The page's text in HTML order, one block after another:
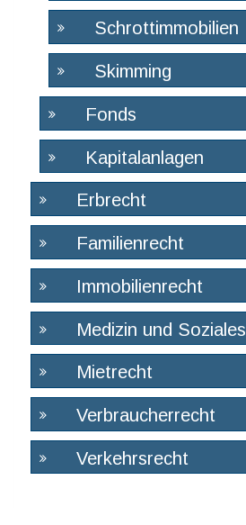
Schrottimmobilien
Skimming
Fonds
Kapitalanlagen
Erbrecht
Familienrecht
Immobilienrecht
Medizin und Soziales
Mietrecht
Verbraucherrecht
Verkehrsrecht